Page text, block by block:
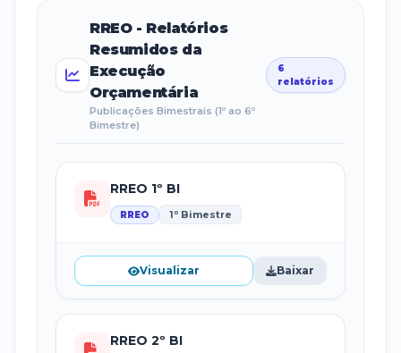
RREO - Relatórios
Resumidos da
Execução
Orçamentária
Publicações Bimestrais (1º ao 6º
Bimestre)
6
relatórios
RREO 1º BI
RREO 1º Bimestre
Visualizar Baixar
RREO 2º BI